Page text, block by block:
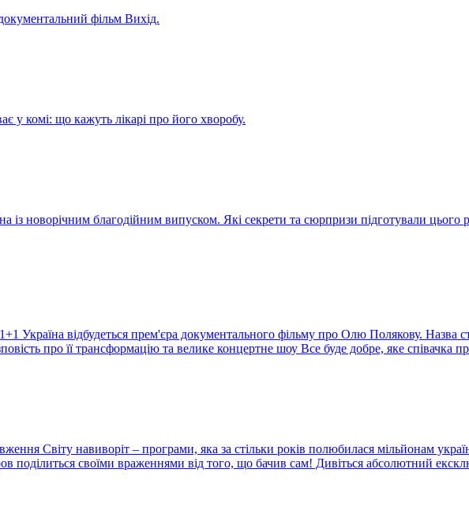
фільм Вихід.
у комі: що кажуть лікарі про його хворобу.
із новорічним благодійним випуском. Які секрети та сюрпризи підготували
Україна відбудеться прем'єра документального фільму про Олю Полякову. Назва
про її трансформацію та велике концертне шоу Все буде добре, яке співачка
Світу навиворіт – програми, яка за стільки років полюбилася мільйонам
поділиться своїми враженнями від того, що бачив сам! Дивіться абсолютний